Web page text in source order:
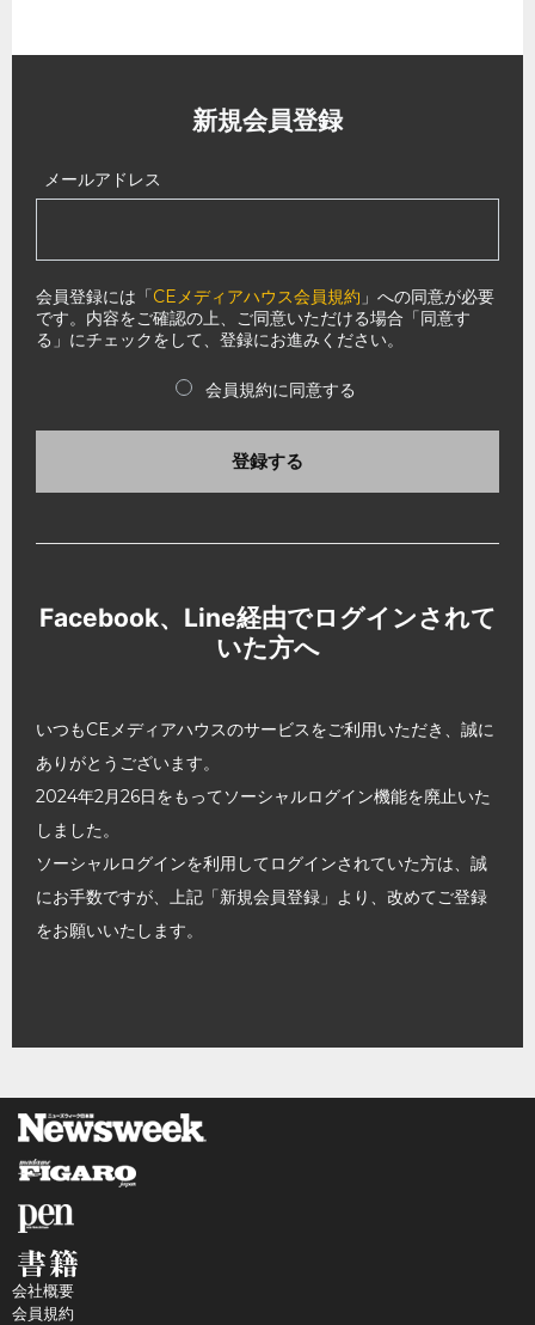
新規会員登録
メールアドレス
会員登録には「CEメディアハウス会員規約 」への同意が必要
です。内容をご確認の上、ご同意いただける場合「同意す
る」にチェックをして、登録にお進みください。
会員規約に同意する
登録する
Facebook、Line経由でログインされて
いた方へ
いつもCEメディアハウスのサービスをご利用いただき、誠に
ありがとうございます。
2024年2月26日をもってソーシャルログイン機能を廃止いた
しました。
ソーシャルログインを利用してログインされていた方は、誠
にお手数ですが、上記「新規会員登録」より、改めてご登録
をお願いいたします。
会社概要
会員規約